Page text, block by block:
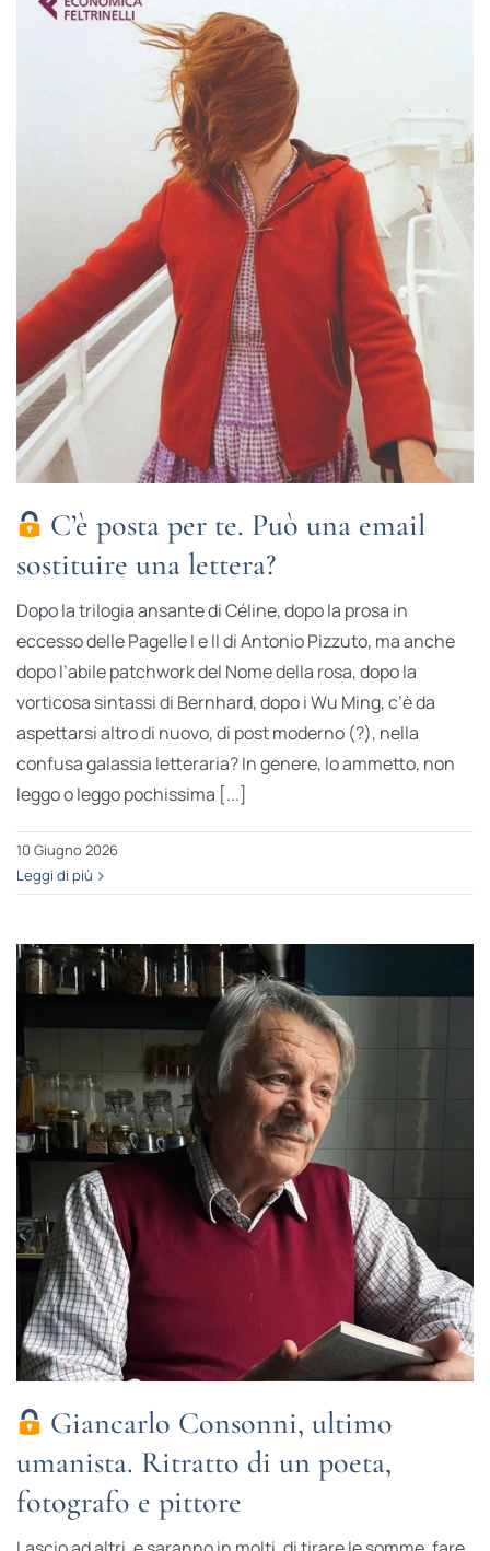
C’è posta per te. Può una email
sostituire una lettera?
Dopo la trilogia ansante di Céline, dopo la prosa in
eccesso delle Pagelle I e II di Antonio Pizzuto, ma anche
dopo l’abile patchwork del Nome della rosa, dopo la
vorticosa sintassi di Bernhard, dopo i Wu Ming, c’è da
aspettarsi altro di nuovo, di post moderno (?), nella
confusa galassia letteraria? In genere, lo ammetto, non
leggo o leggo pochissima [...]
10 Giugno 2026
Leggi di più
Giancarlo Consonni, ultimo
umanista. Ritratto di un poeta,
fotografo e pittore